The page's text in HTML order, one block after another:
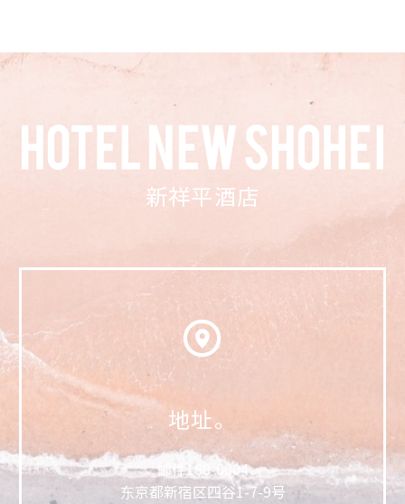
新祥平酒店
地址。
邮件160-0004
东京都新宿区四谷1-7-9号